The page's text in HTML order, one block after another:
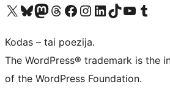
Visit our X (formerly Twitter) account
Apsilankykite mūsų Bluesky paskyroje
Visit our Mastodon account
Apsilankykite mūsų Threads paskyroje
Visit our Facebook page
Visit our Instagram account
Visit our LinkedIn account
Apsilankykite mūsų TikTok paskyroje
Visit our YouTube channel
Apsilankykite
Kodas – tai poezija.
The WordPress® trademark is the
of the WordPress Foundation.